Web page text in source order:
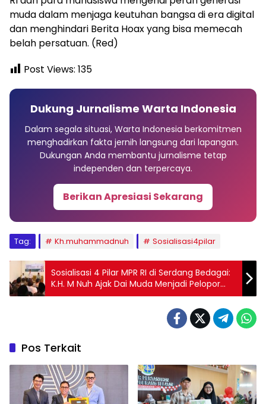
muda dalam menjaga keutuhan bangsa di era digital
dan menghindari Berita Hoax yang bisa memecah
belah persatuan. (Red)
Post Views: 135
Dukung Jurnalisme Warta Indonesia
Dalam segala situasi, Warta Indonesia berkomitmen
menghadirkan fakta jernih langsung dari lapangan.
Dukungan Anda membantu jurnalisme tetap
independen dan terpercaya.
Berikan Apresiasi Sekarang
Tag: Kh.muhammadnuh Sosialisasi4pilar
Sosialisasi 4 Pilar MPR RI di Serdang Bedagai:
K.H. M Nuh Ajak Dai Muda Menjadi Pelopor
Kebaikan
Pos Terkait